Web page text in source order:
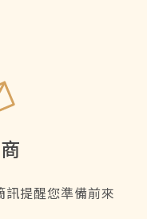
提醒您準備前來